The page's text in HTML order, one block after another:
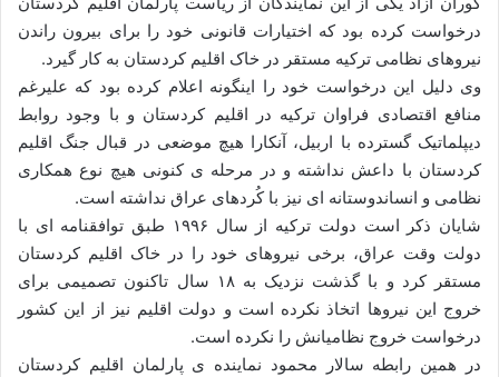
درخواست کرده‌ بود که اختیارات قانونی خود را برای بیرون راندن
نیروهای نظامی ترکیه مستقر در خاک اقلیم کردستان به کار گیرد.
وی دلیل این درخواست خود را اینگونه اعلام کرده بود که علیرغم
منافع اقتصادی فراوان ترکیه در اقلیم کردستان و با وجود روابط
دیپلماتیک گسترده با اربیل، آنکارا هیچ موضعی در قبال جنگ اقلیم
کردستان با داعش نداشته‌ و در مرحله ی کنونی هیچ نوع همکاری
نظامی و انساندوستانه ای نیز با کُردهای عراق نداشته است.
شایان ذکر است دولت ترکیه از سال ۱۹۹۶ طبق توافقنامه ای با
دولت وقت عراق، برخی نیروهای خود را در خاک اقلیم کردستان
مستقر کرد و با گذشت نزدیک به ۱۸ سال تاکنون تصمیمی برای
خروج این نیروها اتخاذ نکرده است و دولت اقلیم نیز از این کشور
درخواست خروج نظامیانش را نکرده است.
در همین رابطه‌ سالار محمود نماینده ی پارلمان اقلیم کردستان